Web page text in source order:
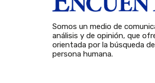
Somos un medio de
análisis y de opinión, que
orientada por la búsqueda
persona humana.